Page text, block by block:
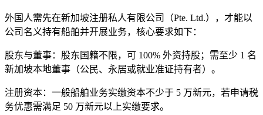
外国人需先在新加坡注册私人有限公司（Pte. Ltd.），才能以
公司名义持有船舶并开展业务，核心要求如下：
股东与董事：股东国籍不限，可 100% 外资持股；需至少 1 名
新加坡本地董事（公民、永居或就业准证持有者）。
注册资本：一般船舶业务实缴资本不少于 5 万新元，若申请税
务优惠需满足 50 万新元以上实缴要求。